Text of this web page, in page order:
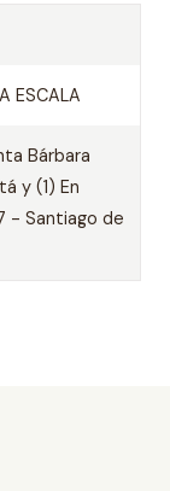
ESCALA
Bárbara
y (1) En
- Santiago de